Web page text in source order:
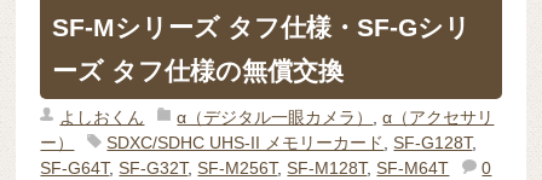
SF-Mシリーズ タフ仕様・SF-Gシリ
ーズ タフ仕様の無償交換
よしおくん α（デジタル一眼カメラ） ,α（アクセサリ
ー）
SDXC/SDHC UHS-II メモリーカード ,SF-G128T,
SF-G64T,SF-G32T,SF-M256T,SF-M128T,SF-M64T
0